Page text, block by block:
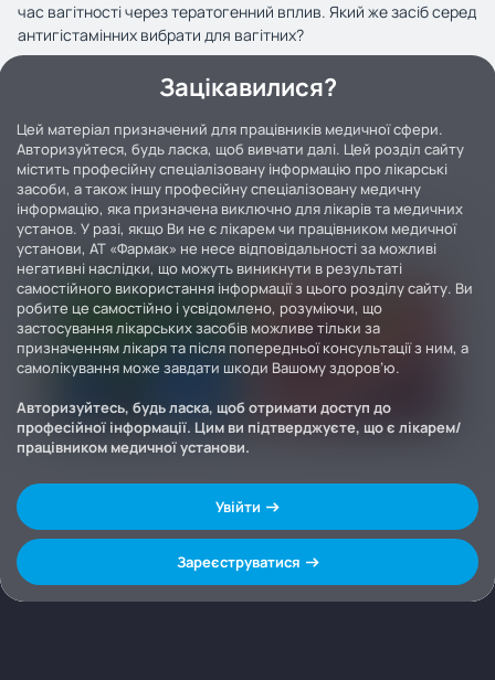
час вагітності через тератогенний вплив. Який же засіб серед
антигістамінних вибрати для вагітних?
Зацікавилися?
Цей матеріал призначений для працівників медичної сфери.
Авторизуйтеся, будь ласка, щоб вивчати далі. Цей розділ сайту
містить професійну спеціалізовану інформацію про лікарські
засоби, а також іншу професійну спеціалізовану медичну
інформацію, яка призначена виключно для лікарів та медичних
установ. У разі, якщо Ви не є лікарем чи працівником медичної
установи, АТ «Фармак» не несе відповідальності за можливі
негативні наслідки, що можуть виникнути в результаті
самостійного використання інформації з цього розділу сайту. Ви
робите це самостійно і усвідомлено, розуміючи, що
застосування лікарських засобів можливе тільки за
призначенням лікаря та після попередньої консультації з ним, а
самолікування може завдати шкоди Вашому здоров’ю.
Авторизуйтесь, будь ласка, щоб отримати доступ до
професійної інформації. Цим ви підтверджуєте, що є лікарем/
працівником медичної установи.
Увійти
Зареєструватися